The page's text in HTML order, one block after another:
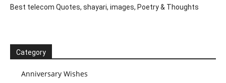
Best telecom Quotes, shayari, images, Poetry & Thoughts
Category
Anniversary Wishes